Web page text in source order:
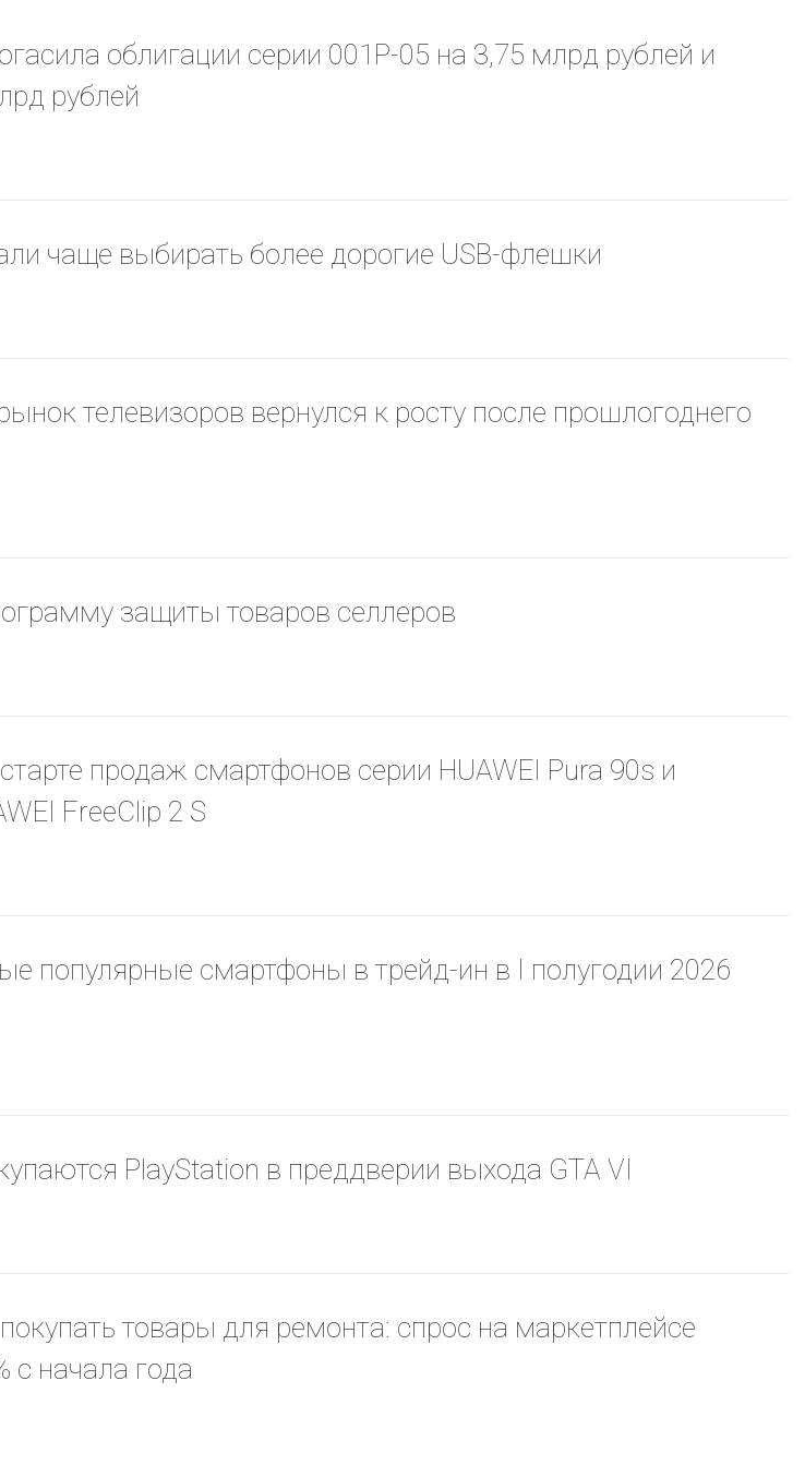
Благодаря
и фокусу на клиенте,
комплексные
через комплементарные
предложение наиболее выгодной сделки при
поддержке промо-активности и доступного
облигации серии 001Р-05 на 3,75 млрд рублей и
рублей
чаще выбирать более дорогие USB-флешки
телевизоров вернулся к росту после прошлогоднего
защиты товаров селлеров
продаж смартфонов серии HUAWEI Pura 90s и
FreeClip 2 S
популярные смартфоны в трейд-ин в I полугодии 2026
PlayStation в преддверии выхода GTA VI
товары для ремонта: спрос на маркетплейсе
с начала года